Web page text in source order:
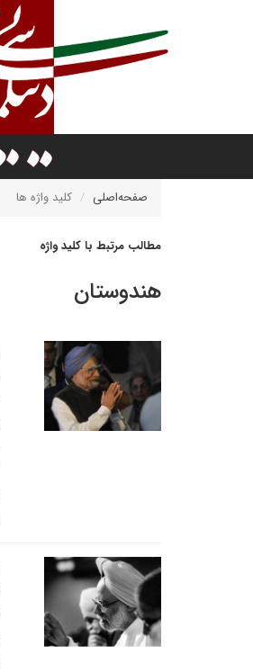
صفحه‌اصلی کلید واژه ها
مطالب مرتبط با کلید واژه
هندوستان